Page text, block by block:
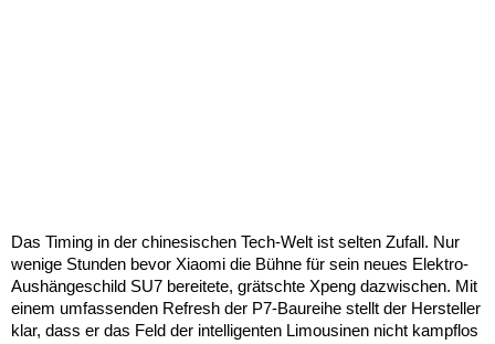
Das Timing in der chinesischen Tech-Welt ist selten Zufall. Nur
wenige Stunden bevor Xiaomi die Bühne für sein neues Elektro-
Aushängeschild SU7 bereitete, grätschte Xpeng dazwischen. Mit
einem umfassenden Refresh der P7-Baureihe stellt der Hersteller
klar, dass er das Feld der intelligenten Limousinen nicht kampflos